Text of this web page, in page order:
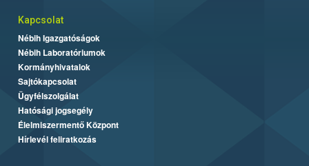
Kapcsolat
Nébih Igazgatóságok
Nébih Laboratóriumok
Kormányhivatalok
Sajtókapcsolat
Ügyfélszolgálat
Hatósági jogsegély
Élelmiszermentő Központ
Hírlevél feliratkozás